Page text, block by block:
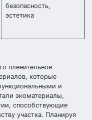
безопасность,
эстетика
пленительное
которые
и
экоматериалы,
способствующие
участка. Планируя